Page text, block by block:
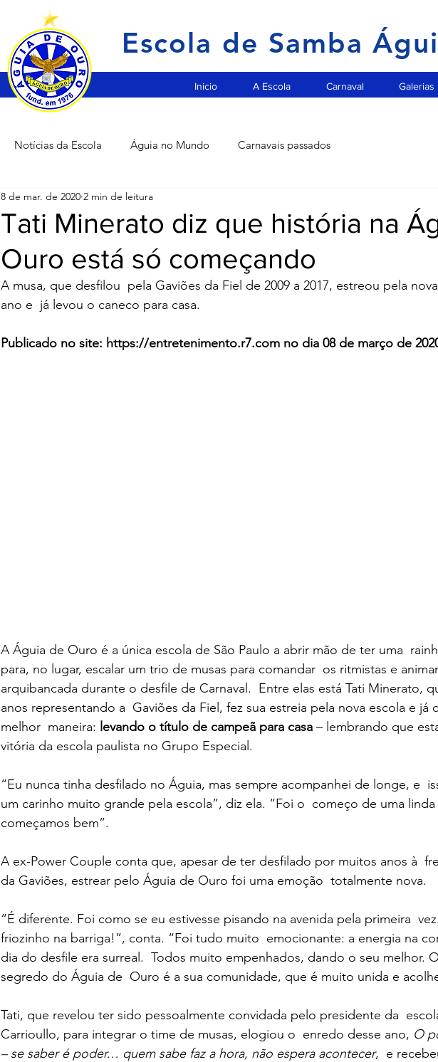
Escola de Samba
Inicio A Escola Carnaval Galerias
Notícias da Escola Águia no Mundo Carnavais passados
Tati Minerato diz que história na
Ouro está só começando
8 de mar. de 2020 2 min de leitura
A musa, que desfilou  pela Gaviões da Fiel de 2009 a 2017, estreou pela
ano e  já levou o caneco para casa.
Publicado no site: https://entretenimento.r7.com no dia 08 de março de
A Águia de Ouro é a única escola de São Paulo a abrir mão de ter uma
para, no lugar, escalar um trio de musas para comandar  os ritmistas e
arquibancada durante o desfile de Carnaval.  Entre elas está Tati Minerato,
anos representando a  Gaviões da Fiel, fez sua estreia pela nova escola e
melhor  maneira: levando o título de campeã para casa – lembrando que
vitória da escola paulista no Grupo Especial.
“Eu nunca tinha desfilado no Águia, mas sempre acompanhei de longe, e
um carinho muito grande pela escola”, diz ela. “Foi o  começo de uma
começamos bem”.
A ex-Power Couple conta que, apesar de ter desfilado por muitos anos à
da Gaviões, estrear pelo Águia de Ouro foi uma emoção  totalmente nova.
“É diferente. Foi como se eu estivesse pisando na avenida pela primeira
friozinho na barriga!”, conta. “Foi tudo muito  emocionante: a energia na
dia do desfile era surreal.  Todos muito empenhados, dando o seu melhor.
segredo do Águia de  Ouro é a sua comunidade, que é muito unida e
Tati, que revelou ter sido pessoalmente convidada pelo presidente da
Carrioullo, para integrar o time de musas, elogiou o  enredo desse ano, O
– se saber é poder… quem sabe faz a hora, não espera acontecer,  e